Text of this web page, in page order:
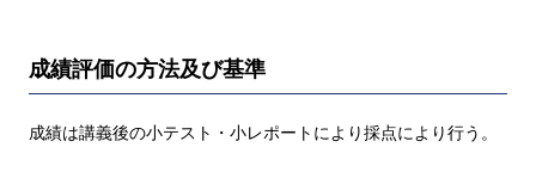
成績評価の方法及び基準
成績は講義後の小テスト・小レポートにより採点により行う。